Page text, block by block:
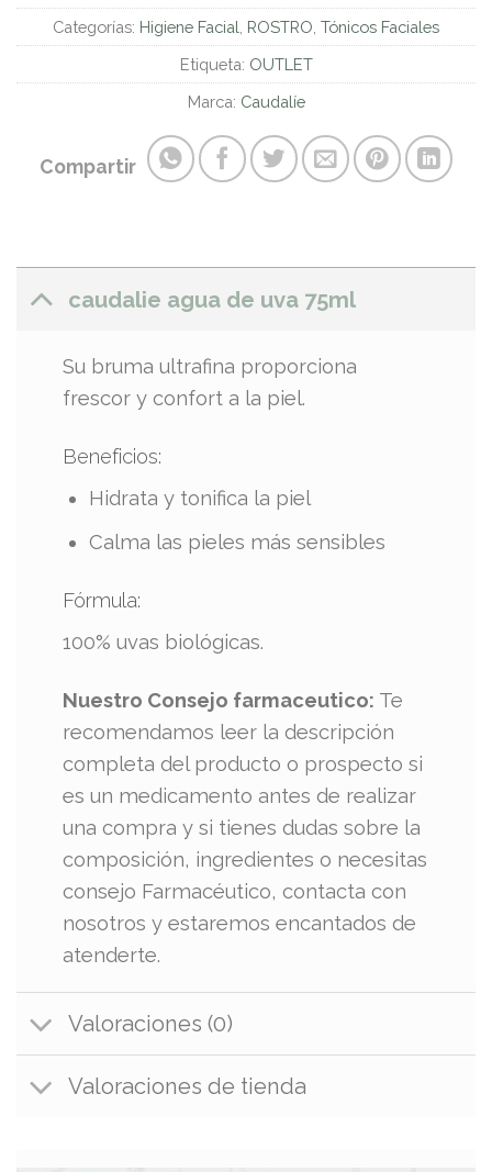
Categorías: Higiene Facial ROSTRO Tónicos Faciales
Etiqueta: OUTLET
Marca: Caudalíe
Compartir
caudalie agua de uva 75ml
Su bruma ultrafina proporciona
frescor y confort a la piel.
Beneficios:
Hidrata y tonifica la piel
Calma las pieles más sensibles
Fórmula:
100% uvas biológicas.
Nuestro Consejo farmaceutico: Te
recomendamos leer la descripción
completa del producto o prospecto si
es un medicamento antes de realizar
una compra y si tienes dudas sobre la
composición, ingredientes o necesitas
consejo Farmacéutico, contacta con
nosotros y estaremos encantados de
atenderte.
Valoraciones (0)
Valoraciones de tienda